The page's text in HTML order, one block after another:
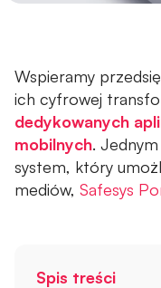
Systemy alarmowe
Systemy przyzywowe
Projektowanie i
Wspieramy
ich cyfrowej
dedykowanych
mobilnych.
system, który
mediów, Safesys
Spis treści